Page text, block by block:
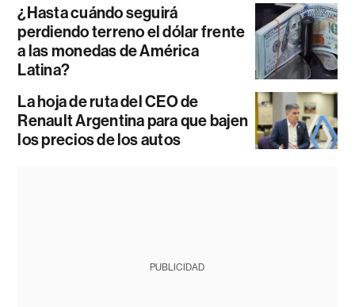
¿Hasta cuándo seguirá
perdiendo terreno el dólar frente
a las monedas de América
Latina?
La hoja de ruta del CEO de
Renault Argentina para que bajen
los precios de los autos
PUBLICIDAD